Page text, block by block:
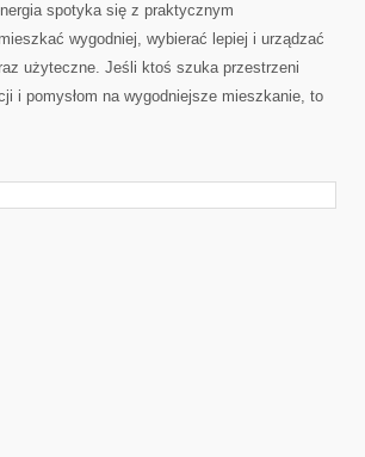
spotyka się z praktycznym
wygodniej, wybierać lepiej i urządzać
użyteczne. Jeśli ktoś szuka przestrzeni
i pomysłom na wygodniejsze mieszkanie, to